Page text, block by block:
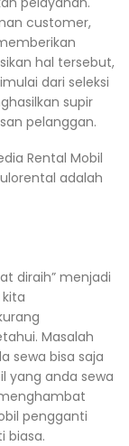
customer,
hal tersebut,
dari seleksi
supir
pelanggan.
Rental Mobil
adalah
diraih” menjadi
Masalah
sewa bisa saja
yang anda sewa
pengganti
biasa.